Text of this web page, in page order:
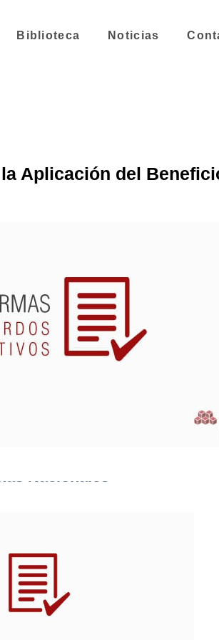
Biblioteca Noticias
Aplicación del
del Beneficio de
Nacionales